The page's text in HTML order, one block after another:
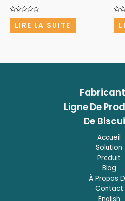
Note
sur
5
LIRE LA SUITE
Note
sur
5
Fabricant
Ligne De
De
Accueil
Solution
Produit
Blog
À Propos
Contact
English